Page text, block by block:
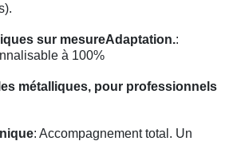
sur mesureAdaptation.:
à 100%
métalliques, pour professionnels
: Accompagnement total. Un